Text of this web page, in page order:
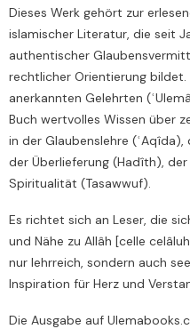
Dieses Werk gehört zur
islamischer Literatur, die seit
authentischer
rechtlicher Orientierung
anerkannten Gelehrten
Buch wertvolles Wissen über
in der Glaubenslehre
der Überlieferung (Hadîth),
Spiritualität (Tasawwuf).
Es richtet sich an Leser, die
und Nähe zu Allâh [celle
nur lehrreich, sondern auch
Inspiration für Herz und
Die Ausgabe auf